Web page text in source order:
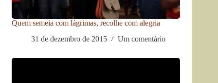
Quem semeia com lágrimas, recolhe com alegria
31 de dezembro de 2015
Um comentário